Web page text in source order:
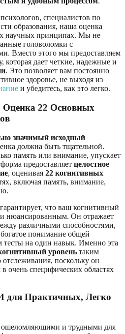
специалистов по
образования, наша оценка
научных принципах. Мы не
головоломки с
Вместо этого мы предоставляем
которая дает четкие, надежные и
. Это позволяет вам постоянно
здоровье, не выходя из
и убедитесь, как это легко.
22 Основных
значимый исходный
должна быть тщательной.
память или внимание, упускает
предоставляет целостное
, оценивая 22 когнитивных
включая память, внимание,
что ваш когнитивный
нюансированным. Он отражает
различными способностями,
богатое понимание общей
тесты на один навык. Именно эта
уровень таким
поскольку он
очень специфических областях
для Практичных, Легко
и трудными для